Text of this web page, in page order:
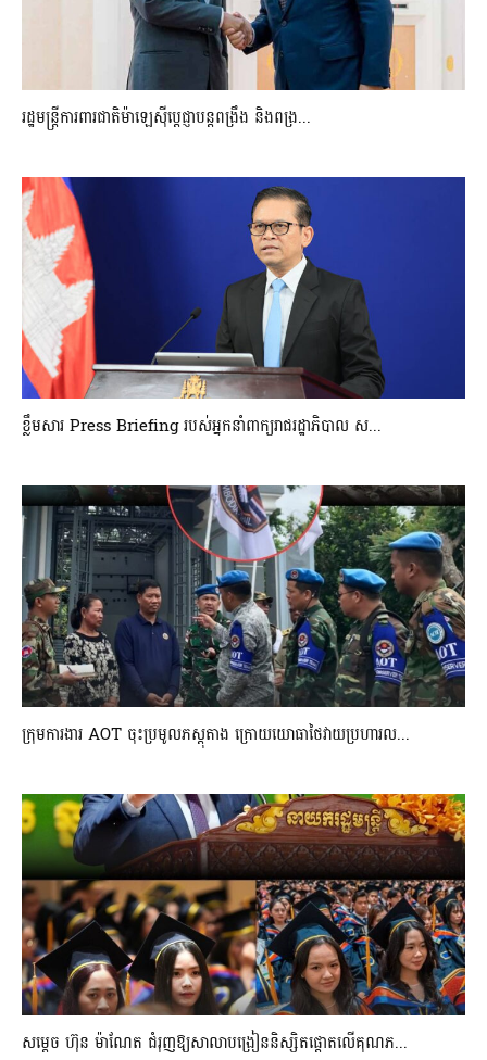
រដ្ឋមន្ត្រីការពារជាតិម៉ាឡេស៊ីប្ដេជ្ញាបន្តពង្រឹង និងពង្រ...
ខ្លឹមសារ Press Briefing របស់អ្នកនាំពាក្យរាជរដ្ឋាភិបាល ស...
ក្រុមការងារ AOT ចុះប្រមូលភស្តុតាង ក្រោយយោធាថៃវាយប្រហារល...
សម្តេច ហ៊ុន ម៉ាណែត ជំរុញឱ្យសាលាបង្រៀននិស្សិតផ្តោតលើគុណភ...